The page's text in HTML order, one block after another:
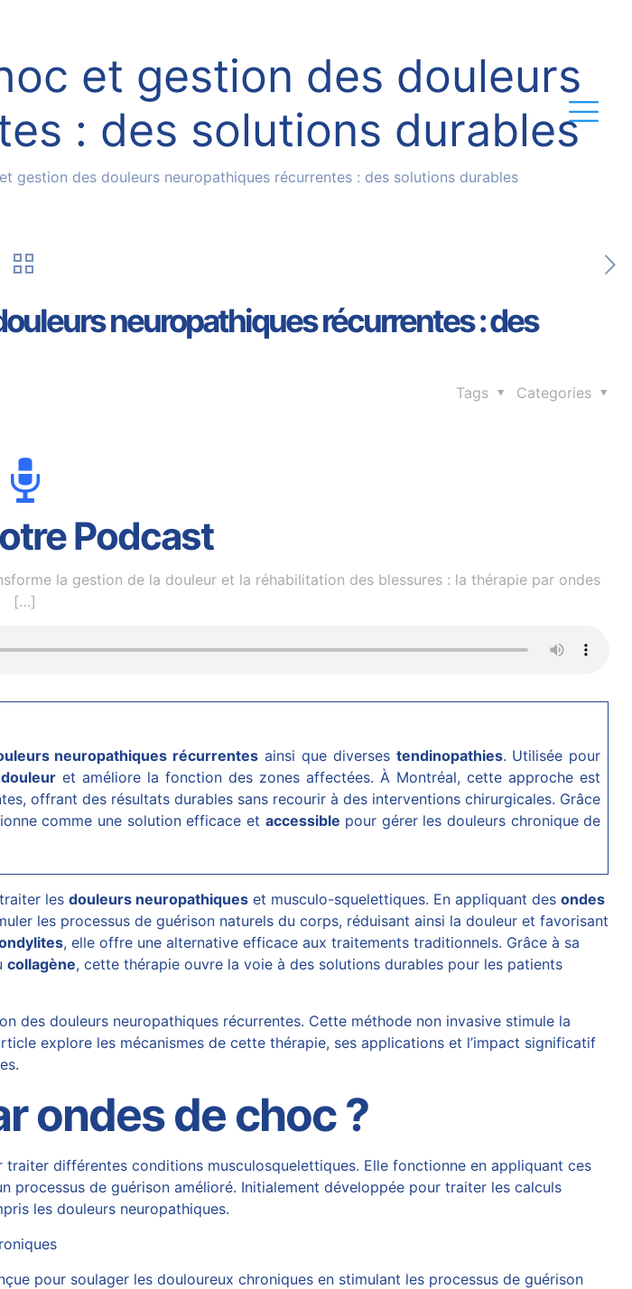
et gestion des douleurs
: des solutions durables
gestion des douleurs neuropathiques récurrentes : des solutions durables
neuropathiques récurrentes : des
Categories
Tags
Podcast
la gestion de la douleur et la réhabilitation des blessures : la thérapie par ondes
[…]
neuropathiques récurrentes ainsi que diverses tendinopathies. Utilisée pour
et améliore la fonction des zones affectées. À Montréal, cette approche est
offrant des résultats durables sans recourir à des interventions chirurgicales. Grâce
comme une solution efficace et accessible pour gérer les douleurs chronique de
lesdouleurs neuropathiques et musculo-squelettiques. En appliquant desondes
les processus de guérison naturels du corps, réduisant ainsi la douleur et favorisant
, elle offre une alternative efficace aux traitements traditionnels. Grâce à sa
collagène, cette thérapie ouvre la voie à des solutions durables pour les patients
des douleurs neuropathiques récurrentes. Cette méthode non invasive stimule la
explore les mécanismes de cette thérapie, ses applications et l’impact significatif
ondes de choc ?
différentes conditions musculosquelettiques. Elle fonctionne en appliquant ces
processus de guérison amélioré. Initialement développée pour traiter les calculs
les douleurs neuropathiques.
pour soulager les douloureux chroniques en stimulant les processus de guérison